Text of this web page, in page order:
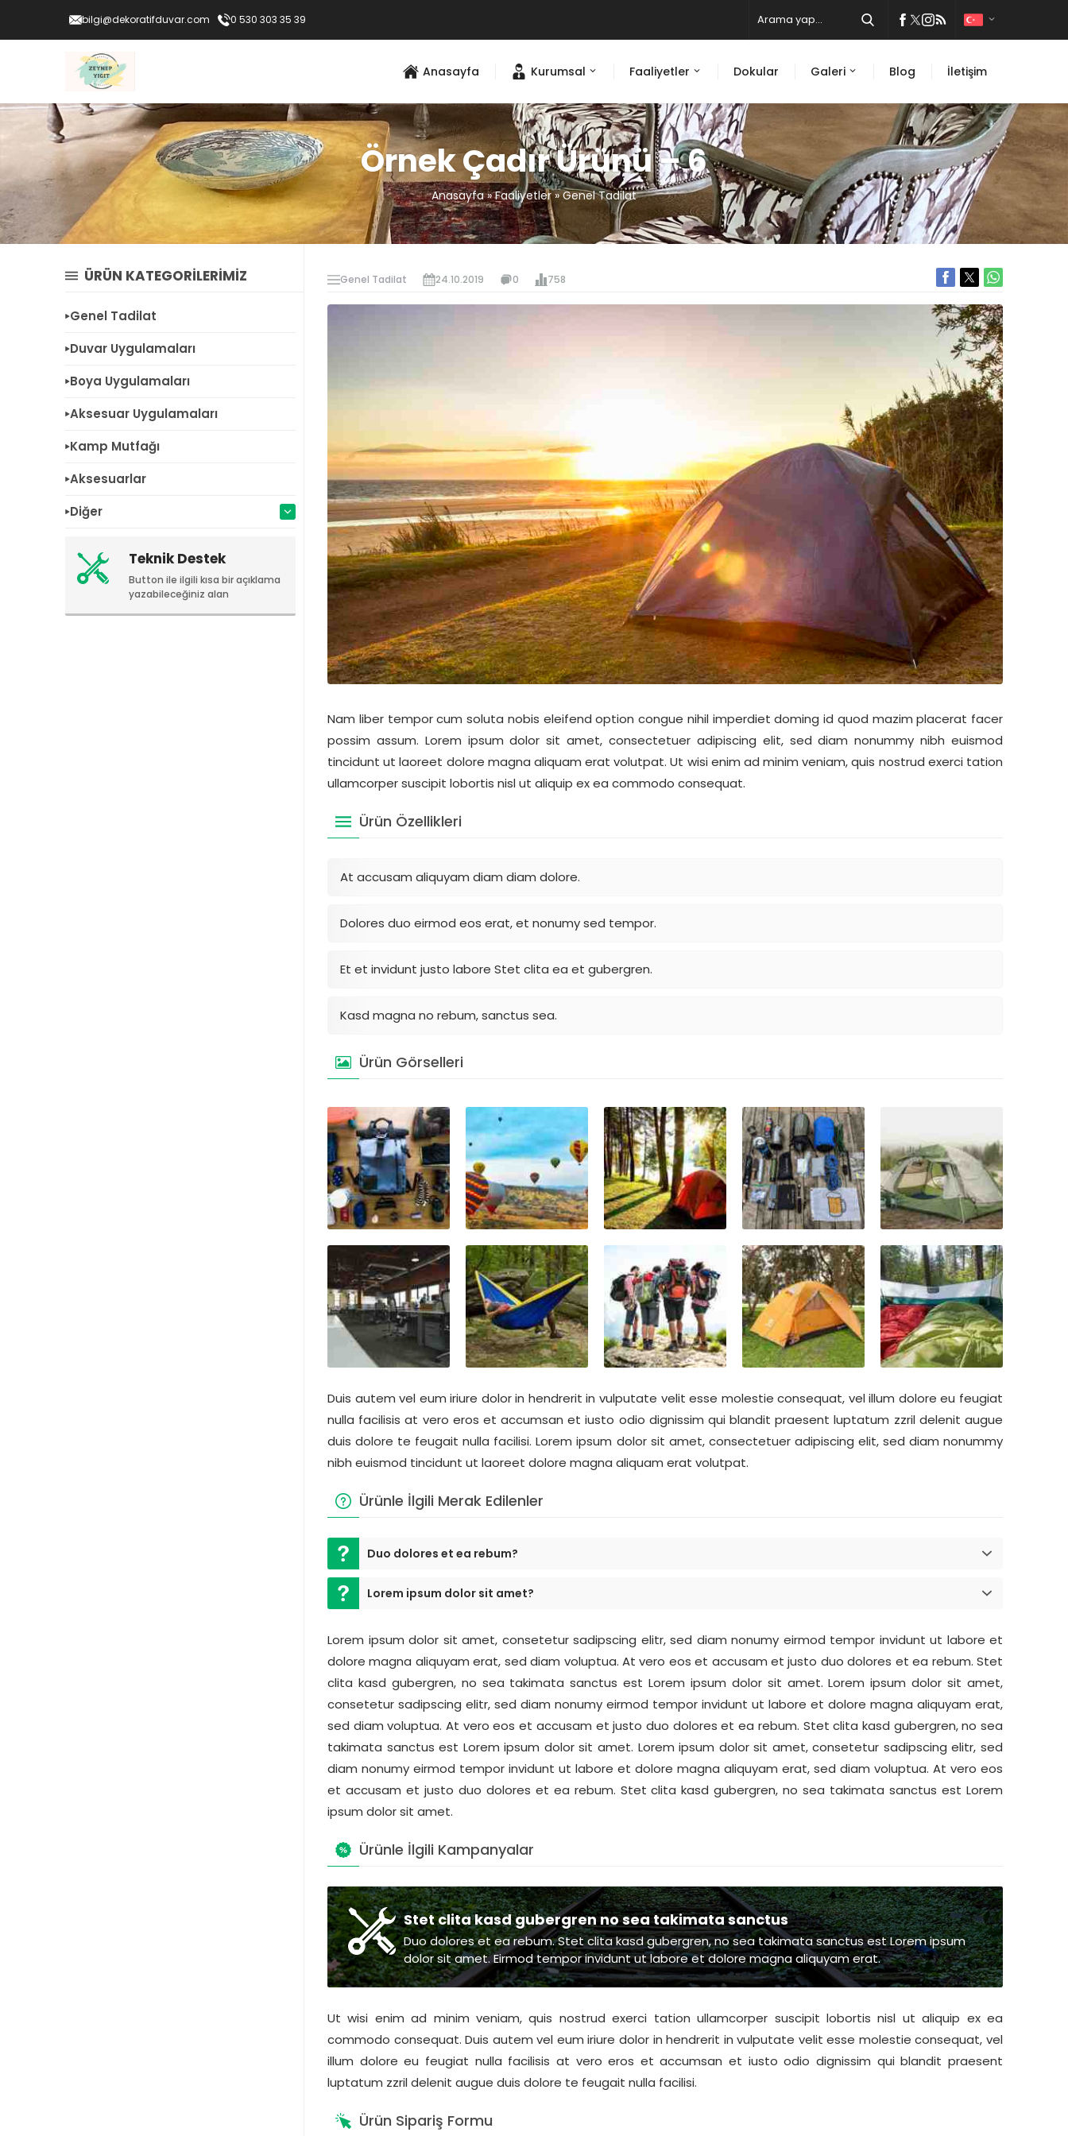
bilgi@dekoratifduvar.com 0 530 303 35 39
Anasayfa Kurumsal Faaliyetler Dokular Galeri Blog İletişim
Örnek Çadır Ürünü – 6
Anasayfa»Faaliyetler»Genel Tadilat
Genel Tadilat 24.10.2019 0 758
Nam liber tempor cum soluta nobis eleifend option congue nihil imperdiet doming id quod mazim placerat facer
possim assum. Lorem ipsum dolor sit amet, consectetuer adipiscing elit, sed diam nonummy nibh euismod
tincidunt ut laoreet dolore magna aliquam erat volutpat. Ut wisi enim ad minim veniam, quis nostrud exerci tation
ullamcorper suscipit lobortis nisl ut aliquip ex ea commodo consequat.
Ürün Özellikleri
At accusam aliquyam diam diam dolore.
Dolores duo eirmod eos erat, et nonumy sed tempor.
Et et invidunt justo labore Stet clita ea et gubergren.
Kasd magna no rebum, sanctus sea.
Ürün Görselleri
Duis autem vel eum iriure dolor in hendrerit in vulputate velit esse molestie consequat, vel illum dolore eu feugiat
nulla facilisis at vero eros et accumsan et iusto odio dignissim qui blandit praesent luptatum zzril delenit augue
duis dolore te feugait nulla facilisi. Lorem ipsum dolor sit amet, consectetuer adipiscing elit, sed diam nonummy
nibh euismod tincidunt ut laoreet dolore magna aliquam erat volutpat.
Ürünle İlgili Merak Edilenler
Duo dolores et ea rebum?
Lorem ipsum dolor sit amet?
Lorem ipsum dolor sit amet, consetetur sadipscing elitr, sed diam nonumy eirmod tempor invidunt ut labore et
dolore magna aliquyam erat, sed diam voluptua. At vero eos et accusam et justo duo dolores et ea rebum. Stet
clita kasd gubergren, no sea takimata sanctus est Lorem ipsum dolor sit amet. Lorem ipsum dolor sit amet,
consetetur sadipscing elitr, sed diam nonumy eirmod tempor invidunt ut labore et dolore magna aliquyam erat,
sed diam voluptua. At vero eos et accusam et justo duo dolores et ea rebum. Stet clita kasd gubergren, no sea
takimata sanctus est Lorem ipsum dolor sit amet. Lorem ipsum dolor sit amet, consetetur sadipscing elitr, sed
diam nonumy eirmod tempor invidunt ut labore et dolore magna aliquyam erat, sed diam voluptua. At vero eos
et accusam et justo duo dolores et ea rebum. Stet clita kasd gubergren, no sea takimata sanctus est Lorem
ipsum dolor sit amet.
Ürünle İlgili Kampanyalar
Stet clita kasd gubergren no sea takimata sanctus
Duo dolores et ea rebum. Stet clita kasd gubergren, no sea takimata sanctus est Lorem ipsum
dolor sit amet. Eirmod tempor invidunt ut labore et dolore magna aliquyam erat.
Ut wisi enim ad minim veniam, quis nostrud exerci tation ullamcorper suscipit lobortis nisl ut aliquip ex ea
commodo consequat. Duis autem vel eum iriure dolor in hendrerit in vulputate velit esse molestie consequat, vel
illum dolore eu feugiat nulla facilisis at vero eros et accumsan et iusto odio dignissim qui blandit praesent
luptatum zzril delenit augue duis dolore te feugait nulla facilisi.
Ürün Sipariş Formu
ÜRÜN KATEGORİLERİMİZ
Genel Tadilat
Duvar Uygulamaları
Boya Uygulamaları
Aksesuar Uygulamaları
Kamp Mutfağı
Aksesuarlar
Diğer
Teknik Destek
Button ile ilgili kısa bir açıklama
yazabileceğiniz alan